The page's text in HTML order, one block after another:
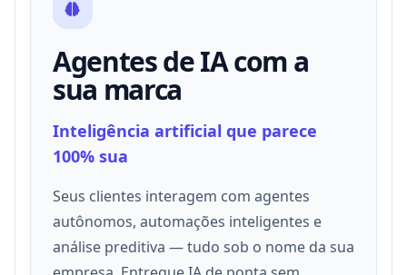
Agentes de IA com a
sua marca
Inteligência artificial que parece
100% sua
Seus clientes interagem com agentes
autônomos, automações inteligentes e
análise preditiva — tudo sob o nome da sua